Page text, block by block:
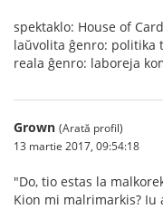
spektaklo: House of
laŭvolita ĝenro: politika
reala ĝenro: laboreja
Grown (Arată profil)
13 martie 2017, 09:54:18
"Do, tio estas la
Kion mi malrimarkis? Iu